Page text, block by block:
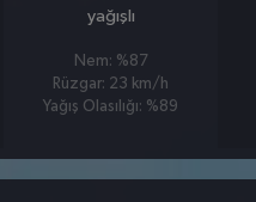
yağışlı
Nem: %87
Rüzgar: 23 km/h
Yağış Olasılığı: %89